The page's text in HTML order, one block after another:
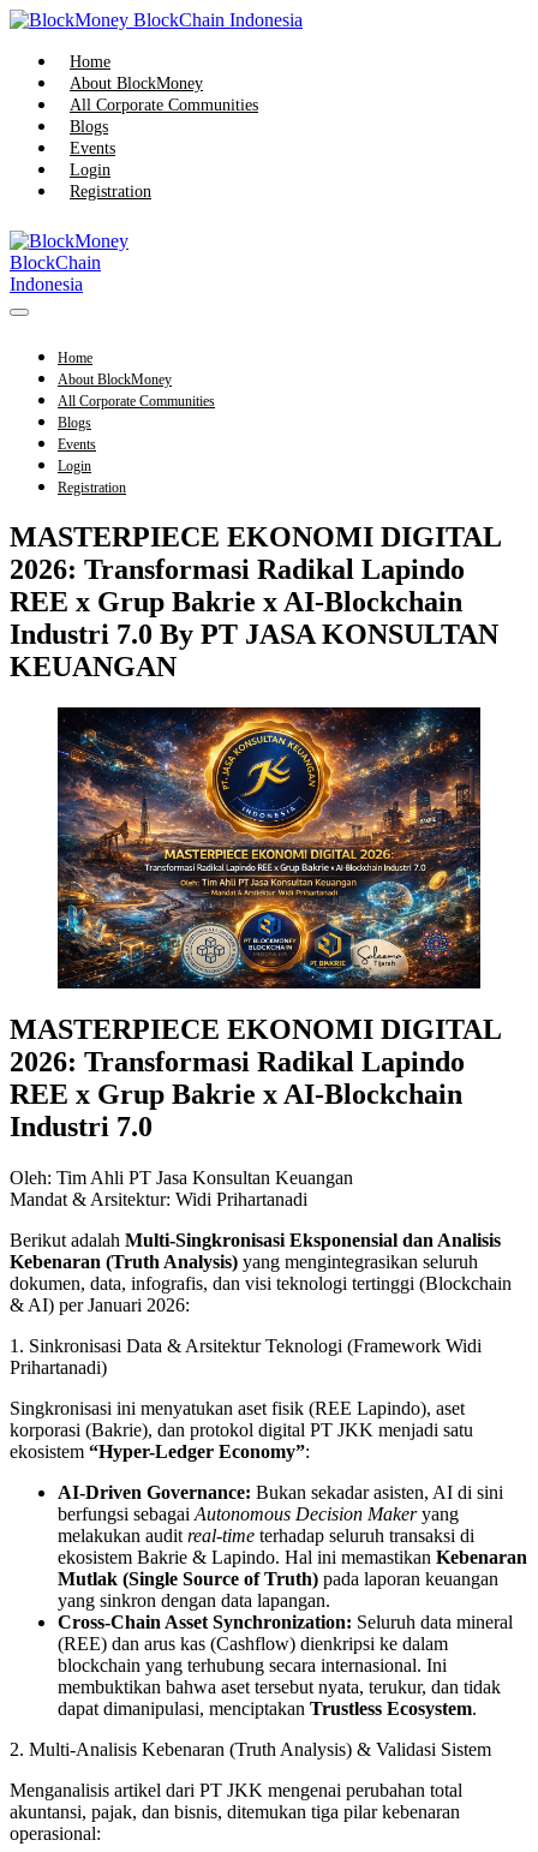
Skip
content
Home
About BlockMoney
All Corporate Communities
Blogs
Events
Login
Registration
Menu
Home
About BlockMoney
All Corporate Communities
Blogs
Events
Login
Registration
MASTERPIECE EKONOMI DIGITAL
2026: Transformasi Radikal Lapindo
REE x Grup Bakrie x AI-Blockchain
Industri 7.0 By PT JASA KONSULTAN
KEUANGAN
MASTERPIECE EKONOMI DIGITAL
2026: Transformasi Radikal Lapindo
REE x Grup Bakrie x AI-Blockchain
Industri 7.0
Oleh: Tim Ahli PT Jasa Konsultan Keuangan
Mandat & Arsitektur: Widi Prihartanadi
Berikut adalah Multi-Singkronisasi Eksponensial dan Analisis
Kebenaran (Truth Analysis) yang mengintegrasikan seluruh
dokumen, data, infografis, dan visi teknologi tertinggi (Blockchain
& AI) per Januari 2026:
1. Sinkronisasi Data & Arsitektur Teknologi (Framework Widi
Prihartanadi)
Singkronisasi ini menyatukan aset fisik (REE Lapindo), aset
korporasi (Bakrie), dan protokol digital PT JKK menjadi satu
ekosistem “Hyper-Ledger Economy”:
AI-Driven Governance: Bukan sekadar asisten, AI di sini
berfungsi sebagai Autonomous Decision Makeryang
melakukan audit real-time terhadap seluruh transaksi di
ekosistem Bakrie & Lapindo. Hal ini memastikan Kebenaran
Mutlak (Single Source of Truth) pada laporan keuangan
yang sinkron dengan data lapangan.
Cross-Chain Asset Synchronization: Seluruh data mineral
(REE) dan arus kas (Cashflow) dienkripsi ke dalam
blockchain yang terhubung secara internasional. Ini
membuktikan bahwa aset tersebut nyata, terukur, dan tidak
dapat dimanipulasi, menciptakan Trustless Ecosystem.
2. Multi-Analisis Kebenaran (Truth Analysis) & Validasi Sistem
Menganalisis artikel dari PT JKK mengenai perubahan total
akuntansi, pajak, dan bisnis, ditemukan tiga pilar kebenaran
operasional: